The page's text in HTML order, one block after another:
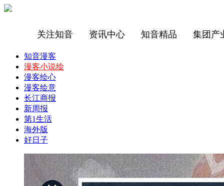
关注知音 资讯中心 知音精品 集团产
知音漫客
漫客小说绘
漫客绘心
漫客绘意
长江商报
新周报
第1生活
海外版
好日子